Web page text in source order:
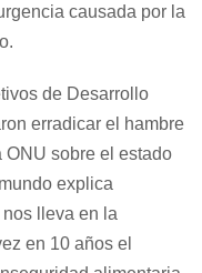
causada por la
de Desarrollo
erradicar el hambre
ONU sobre el estado
explica
lleva en la
en 10 años el